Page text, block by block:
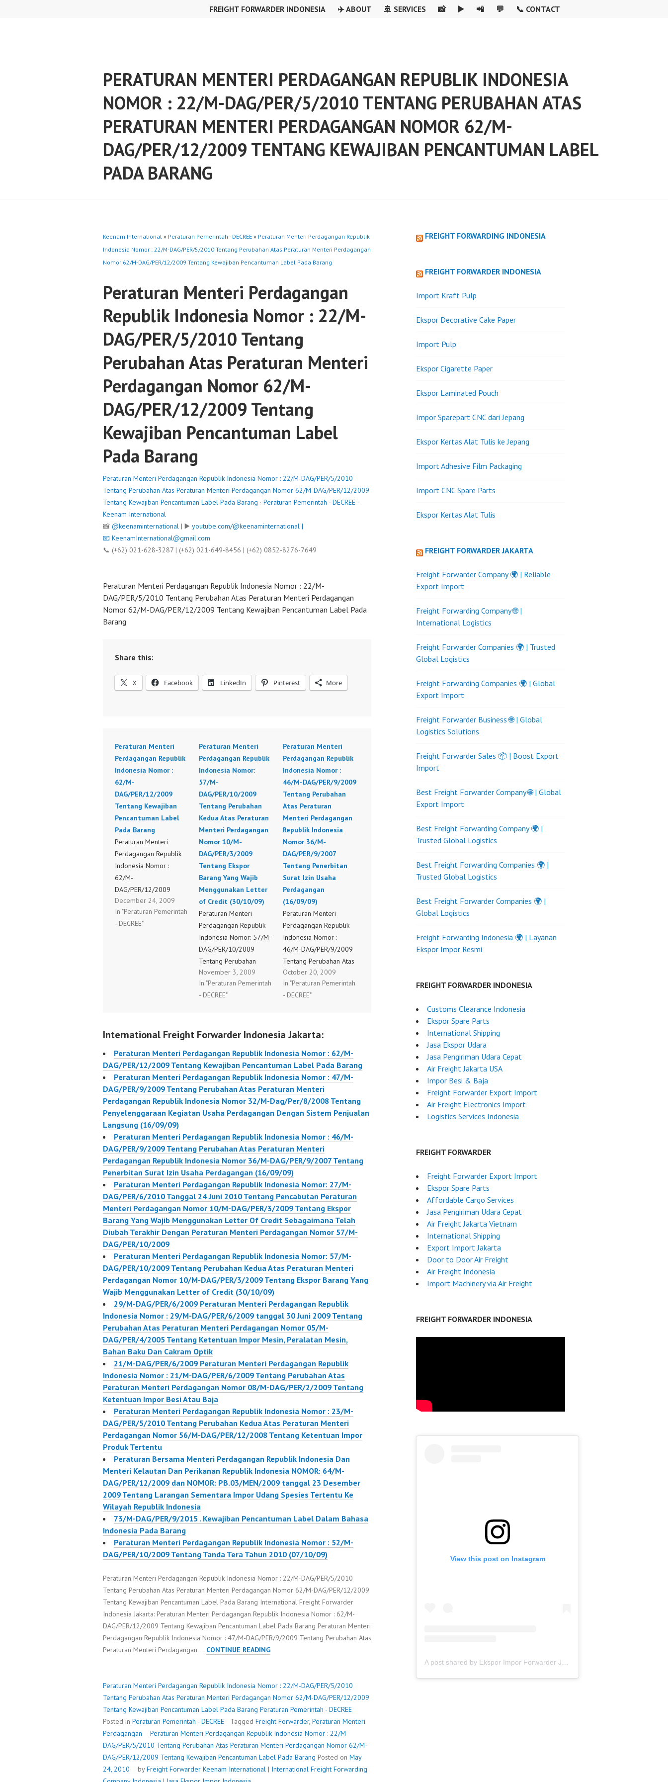
FREIGHT FORWARDER INDONESIA ✈️ ABOUT 🚢 SERVICES 📸 ▶️ 📲 💬 📞 CONTACT
PERATURAN MENTERI PERDAGANGAN REPUBLIK INDONESIA
NOMOR : 22/M-DAG/PER/5/2010 TENTANG PERUBAHAN ATAS
PERATURAN MENTERI PERDAGANGAN NOMOR 62/M-
DAG/PER/12/2009 TENTANG KEWAJIBAN PENCANTUMAN LABEL
PADA BARANG
Keenam International » Peraturan Pemerintah - DECREE » Peraturan Menteri Perdagangan Republik
Indonesia Nomor : 22/M-DAG/PER/5/2010 Tentang Perubahan Atas Peraturan Menteri Perdagangan
Nomor 62/M-DAG/PER/12/2009 Tentang Kewajiban Pencantuman Label Pada Barang
Peraturan Menteri Perdagangan
Republik Indonesia Nomor : 22/M-
DAG/PER/5/2010 Tentang
Perubahan Atas Peraturan Menteri
Perdagangan Nomor 62/M-
DAG/PER/12/2009 Tentang
Kewajiban Pencantuman Label
Pada Barang
Peraturan Menteri Perdagangan Republik Indonesia Nomor : 22/M-DAG/PER/5/2010
Tentang Perubahan Atas Peraturan Menteri Perdagangan Nomor 62/M-DAG/PER/12/2009
Tentang Kewajiban Pencantuman Label Pada Barang · Peraturan Pemerintah - DECREE ·
Keenam International
📸 @keenaminternational | ▶️ youtube.com/@keenaminternational |
📧 KeenamInternational@gmail.com
📞 (+62) 021-628-3287 | (+62) 021-649-8456 | (+62) 0852-8276-7649
Peraturan Menteri Perdagangan Republik Indonesia Nomor : 22/M-
DAG/PER/5/2010 Tentang Perubahan Atas Peraturan Menteri Perdagangan
Nomor 62/M-DAG/PER/12/2009 Tentang Kewajiban Pencantuman Label Pada
Barang
Share this:
X Facebook LinkedIn Pinterest More
Peraturan Menteri
Perdagangan Republik
Indonesia Nomor :
62/M-
DAG/PER/12/2009
Tentang Kewajiban
Pencantuman Label
Pada Barang
Peraturan Menteri
Perdagangan Republik
Indonesia Nomor :
62/M-
DAG/PER/12/2009
Tentang Kewajiban
Pencantuman Label
Pada Barang
December 24, 2009
In "Peraturan Pemerintah
- DECREE"
Peraturan Menteri
Perdagangan Republik
Indonesia Nomor:
57/M-
DAG/PER/10/2009
Tentang Perubahan
Kedua Atas Peraturan
Menteri Perdagangan
Nomor 10/M-
DAG/PER/3/2009
Tentang Ekspor
Barang Yang Wajib
Menggunakan Letter
of Credit (30/10/09)
Peraturan Menteri
Perdagangan Republik
Indonesia Nomor: 57/M-
DAG/PER/10/2009
Tentang Perubahan
Kedua Atas Peraturan
Menteri Perdagangan
Nomor 10/M-
Yang Wajib
Credit (30/10/09)
November 3, 2009
In "Peraturan Pemerintah
- DECREE"
Peraturan Menteri
Perdagangan Republik
Indonesia Nomor :
46/M-DAG/PER/9/2009
Tentang Perubahan
Atas Peraturan
Menteri Perdagangan
Republik Indonesia
Nomor 36/M-
DAG/PER/9/2007
Tentang Penerbitan
Surat Izin Usaha
Perdagangan
(16/09/09)
Peraturan Menteri
Perdagangan Republik
Indonesia Nomor :
46/M-DAG/PER/9/2009
Tentang Perubahan Atas
Peraturan Menteri
Perdagangan Republik
Indonesia Nomor 36/M-
Surat Izin Usaha
(16/09/09)
October 20, 2009
In "Peraturan Pemerintah
- DECREE"
International Freight Forwarder Indonesia Jakarta:
Peraturan Menteri Perdagangan Republik Indonesia Nomor : 62/M-
DAG/PER/12/2009 Tentang Kewajiban Pencantuman Label Pada Barang
Peraturan Menteri Perdagangan Republik Indonesia Nomor : 47/M-
DAG/PER/9/2009 Tentang Perubahan Atas Peraturan Menteri
Perdagangan Republik Indonesia Nomor 32/M-Dag/Per/8/2008 Tentang
Penyelenggaraan Kegiatan Usaha Perdagangan Dengan Sistem Penjualan
Langsung (16/09/09)
Peraturan Menteri Perdagangan Republik Indonesia Nomor : 46/M-
DAG/PER/9/2009 Tentang Perubahan Atas Peraturan Menteri
Perdagangan Republik Indonesia Nomor 36/M-DAG/PER/9/2007 Tentang
Penerbitan Surat Izin Usaha Perdagangan (16/09/09)
Peraturan Menteri Perdagangan Republik Indonesia Nomor: 27/M-
DAG/PER/6/2010 Tanggal 24 Juni 2010 Tentang Pencabutan Peraturan
Menteri Perdagangan Nomor 10/M-DAG/PER/3/2009 Tentang Ekspor
Barang Yang Wajib Menggunakan Letter Of Credit Sebagaimana Telah
Diubah Terakhir Dengan Peraturan Menteri Perdagangan Nomor 57/M-
DAG/PER/10/2009
Peraturan Menteri Perdagangan Republik Indonesia Nomor: 57/M-
DAG/PER/10/2009 Tentang Perubahan Kedua Atas Peraturan Menteri
Perdagangan Nomor 10/M-DAG/PER/3/2009 Tentang Ekspor Barang Yang
Wajib Menggunakan Letter of Credit (30/10/09)
29/M-DAG/PER/6/2009 Peraturan Menteri Perdagangan Republik
Indonesia Nomor : 29/M-DAG/PER/6/2009 tanggal 30 Juni 2009 Tentang
Perubahan Atas Peraturan Menteri Perdagangan Nomor 05/M-
DAG/PER/4/2005 Tentang Ketentuan Impor Mesin, Peralatan Mesin,
Bahan Baku Dan Cakram Optik
21/M-DAG/PER/6/2009 Peraturan Menteri Perdagangan Republik
Indonesia Nomor : 21/M-DAG/PER/6/2009 Tentang Perubahan Atas
Peraturan Menteri Perdagangan Nomor 08/M-DAG/PER/2/2009 Tentang
Ketentuan Impor Besi Atau Baja
Peraturan Menteri Perdagangan Republik Indonesia Nomor : 23/M-
DAG/PER/5/2010 Tentang Perubahan Kedua Atas Peraturan Menteri
Perdagangan Nomor 56/M-DAG/PER/12/2008 Tentang Ketentuan Impor
Produk Tertentu
Peraturan Bersama Menteri Perdagangan Republik Indonesia Dan
Menteri Kelautan Dan Perikanan Republik Indonesia NOMOR: 64/M-
DAG/PER/12/2009 dan NOMOR: PB.03/MEN/2009 tanggal 23 Desember
2009 Tentang Larangan Sementara Impor Udang Spesies Tertentu Ke
Wilayah Republik Indonesia
73/M-DAG/PER/9/2015 . Kewajiban Pencantuman Label Dalam Bahasa
Indonesia Pada Barang
Peraturan Menteri Perdagangan Republik Indonesia Nomor : 52/M-
DAG/PER/10/2009 Tentang Tanda Tera Tahun 2010 (07/10/09)
Peraturan Menteri Perdagangan Republik Indonesia Nomor : 22/M-DAG/PER/5/2010
Tentang Perubahan Atas Peraturan Menteri Perdagangan Nomor 62/M-DAG/PER/12/2009
Tentang Kewajiban Pencantuman Label Pada Barang International Freight Forwarder
Indonesia Jakarta: Peraturan Menteri Perdagangan Republik Indonesia Nomor : 62/M-
DAG/PER/12/2009 Tentang Kewajiban Pencantuman Label Pada Barang Peraturan Menteri
Perdagangan Republik Indonesia Nomor : 47/M-DAG/PER/9/2009 Tentang Perubahan Atas
Peraturan Menteri Perdagangan … CONTINUE READINGPERATURAN
REPUBLIK
INDONESIA
NOMOR
:
22/M-
DAG/PER/5/2010
TENTANG
PERUBAHAN
Peraturan Menteri Perdagangan Republik Indonesia Nomor : 22/M-DAG/PER/5/2010
Tentang Perubahan Atas Peraturan Menteri Perdagangan Nomor 62/M-DAG/PER/12/2009
Tentang Kewajiban Pencantuman Label Pada Barang Peraturan Pemerintah - DECREE
Posted in Peraturan Pemerintah - DECREE Tagged Freight Forwarder, Peraturan Menteri
Perdagangan
Peraturan Menteri Perdagangan Republik Indonesia Nomor : 22/M-
DAG/PER/5/2010 Tentang Perubahan Atas Peraturan Menteri Perdagangan Nomor 62/M-
DAG/PER/12/2009 Tentang Kewajiban Pencantuman Label Pada Barang Posted on May
24, 2010
byFreight Forwarder Keenam International | International Freight Forwarding
FREIGHT FORWARDING INDONESIA
FREIGHT FORWARDER INDONESIA
Import Kraft Pulp
Ekspor Decorative Cake Paper
Import Pulp
Ekspor Cigarette Paper
Ekspor Laminated Pouch
Impor Sparepart CNC dari Jepang
Ekspor Kertas Alat Tulis ke Jepang
Import Adhesive Film Packaging
Import CNC Spare Parts
Ekspor Kertas Alat Tulis
FREIGHT FORWARDER JAKARTA
Freight Forwarder Company 🌍 | Reliable
Export Import
Freight Forwarding Company 🌐 |
International Logistics
Freight Forwarder Companies 🌍 | Trusted
Global Logistics
Freight Forwarding Companies 🌍 | Global
Export Import
Freight Forwarder Business 🌐 | Global
Logistics Solutions
Freight Forwarder Sales 📦 | Boost Export
Import
Best Freight Forwarder Company 🌐 | Global
Export Import
Best Freight Forwarding Company 🌍 |
Trusted Global Logistics
Best Freight Forwarding Companies 🌍 |
Trusted Global Logistics
Best Freight Forwarder Companies 🌍 |
Global Logistics
Freight Forwarding Indonesia 🌍 | Layanan
Ekspor Impor Resmi
FREIGHT FORWARDER INDONESIA
Customs Clearance Indonesia
Ekspor Spare Parts
International Shipping
Jasa Ekspor Udara
Jasa Pengiriman Udara Cepat
Air Freight Jakarta USA
Impor Besi & Baja
Freight Forwarder Export Import
Air Freight Electronics Import
Logistics Services Indonesia
FREIGHT FORWARDER
Freight Forwarder Export Import
Ekspor Spare Parts
Affordable Cargo Services
Jasa Pengiriman Udara Cepat
Air Freight Jakarta Vietnam
International Shipping
Export Import Jakarta
Door to Door Air Freight
Air Freight Indonesia
Import Machinery via Air Freight
FREIGHT FORWARDER INDONESIA
View this post on Instagram